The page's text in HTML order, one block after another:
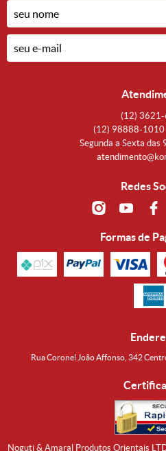
(12)
(12) 98888-1010
Segunda a Sexta das
Redes
Formas de
Rua Coronel João Affonso, 342
Noguti & Amaral Produtos Orientais